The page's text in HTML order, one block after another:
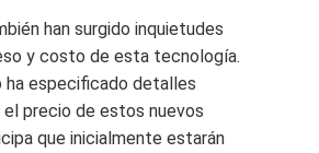
han surgido inquietudes
y costo de esta tecnología.
ha especificado detalles
precio de estos nuevos
que inicialmente estarán